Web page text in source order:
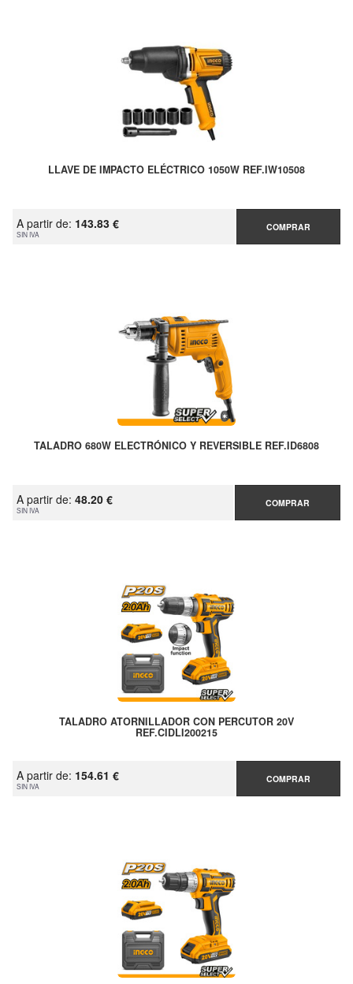
LLAVE DE IMPACTO ELÉCTRICO 1050W REF.IW10508
A partir de: 143.83 €
SIN IVA
COMPRAR
TALADRO 680W ELECTRÓNICO Y REVERSIBLE REF.ID6808
A partir de: 48.20 €
SIN IVA
COMPRAR
TALADRO ATORNILLADOR CON PERCUTOR 20V
REF.CIDLI200215
A partir de: 154.61 €
SIN IVA
COMPRAR